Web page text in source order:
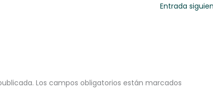
Entrada
Los campos obligatorios están marcados